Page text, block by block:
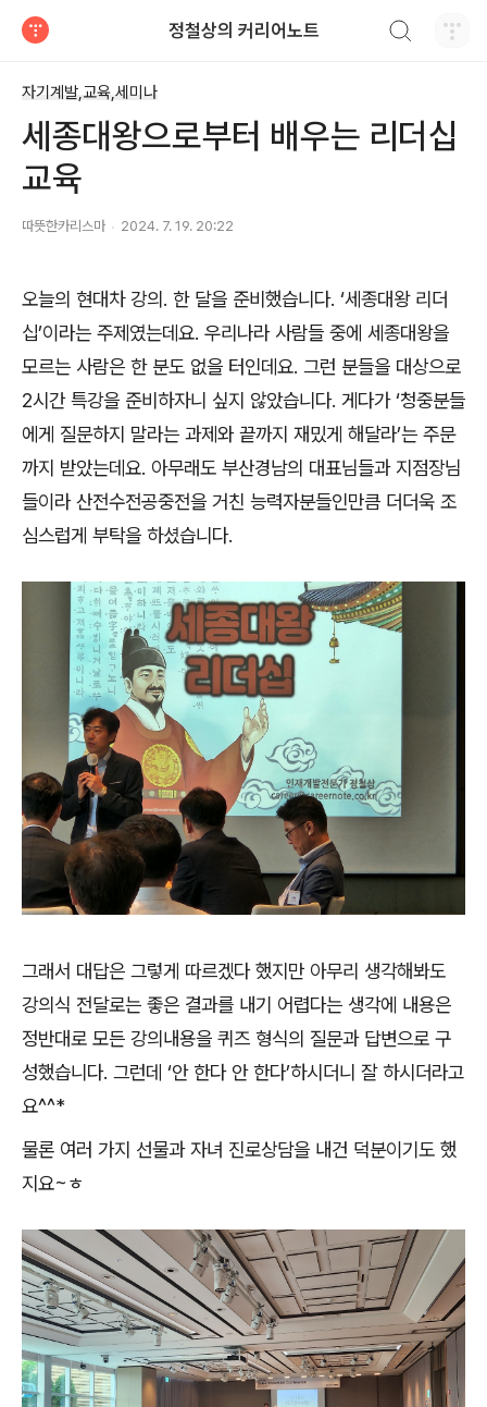
정철상의 커리어노트
자기계발,교육,세미나
세종대왕으로부터 배우는 리더십
교육
따뜻한카리스마 2024. 7. 19. 20:22
오늘의 현대차 강의 . 한 달을 준비했습니다. ‘세종대왕 리더
십’이라는 주제였는데요. 우리나라 사람들 중에 세종대왕을
모르는 사람은 한 분도 없을 터인데요. 그런 분들을 대상으로
2시간 특강을 준비하자니 싶지 않았습니다. 게다가‘청중분들
에게 질문하지 말라는 과제와 끝까지 재밌게 해달라’는 주문
까지 받았는데요. 아무래도 부산경남의 대표님들과 지점장님
들이라 산전수전공중전을 거친 능력자분들인만큼 더더욱 조
심스럽게 부탁을 하셨습니다.
그래서 대답은 그렇게 따르겠다 했지만 아무리 생각해봐도
강의식 전달로는 좋은 결과를 내기 어렵다는 생각에 내용은
정반대로 모든 강의내용을 퀴즈 형식의 질문과 답변으로 구
성했습니다. 그런데 ‘안 한다 안 한다’하시더니 잘 하시더라고
요^^*
물론 여러 가지 선물과 자녀 진로상담을 내건 덕분이기도 했
지요~ㅎ